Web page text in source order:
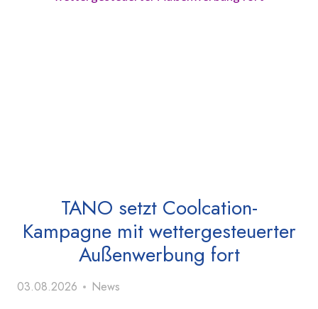
TANO setzt Coolcation-
Kampagne mit wettergesteuerter
Außenwerbung fort
03.08.2026 News